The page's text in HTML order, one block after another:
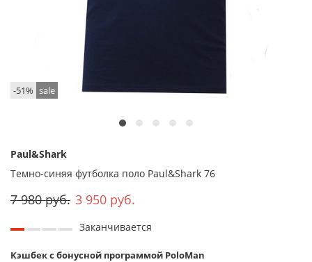
-51% sale
Paul&Shark
Темно-синяя футболка поло Paul&Shark 76
7 980 руб. 3 950 руб.
Заканчивается
Кэшбек с бонусной программой PoloMan